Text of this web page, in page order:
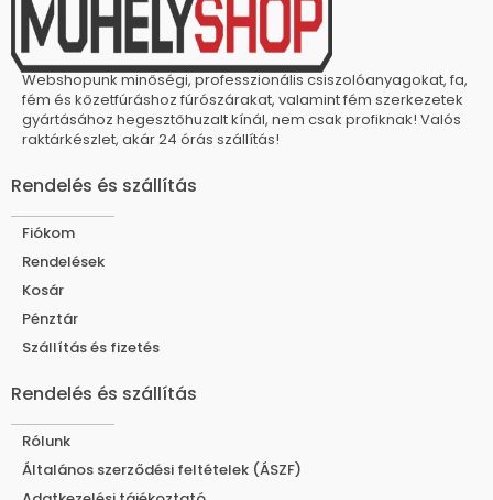
Webshopunk minőségi, professzionális csiszolóanyagokat, fa,
fém és kőzetfúráshoz fúrószárakat, valamint fém szerkezetek
gyártásához hegesztőhuzalt kínál, nem csak profiknak! Valós
raktárkészlet, akár 24 órás szállítás!
Rendelés és szállítás
Fiókom
Rendelések
Kosár
Pénztár
Szállítás és fizetés
Rendelés és szállítás
Rólunk
Általános szerződési feltételek (ÁSZF)